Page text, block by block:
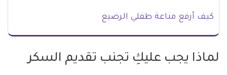
كيف أرفع مناعة طفلي الرضيع
لماذا يجب عليكِ تجنب تقديم السكر